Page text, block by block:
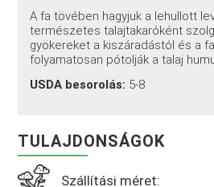
A fa tövében hagyjuk a lehullott
természetes talajtakaróként
gyökereket a kiszáradástól és a
folyamatosan pótolják a talaj
USDA besorolás: 5-8
TULAJDONSÁGOK
Szállítási méret: